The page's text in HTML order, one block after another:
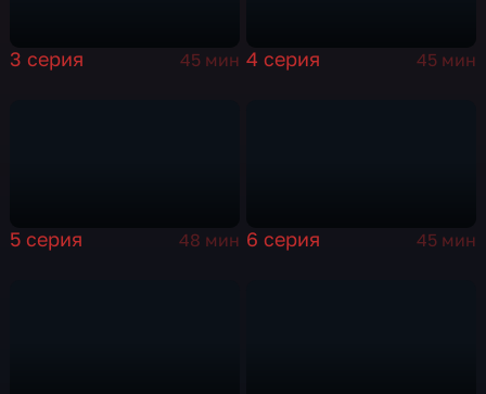
3 серия 45 мин 4 серия 45 мин
5 серия 48 мин 6 серия 45 мин